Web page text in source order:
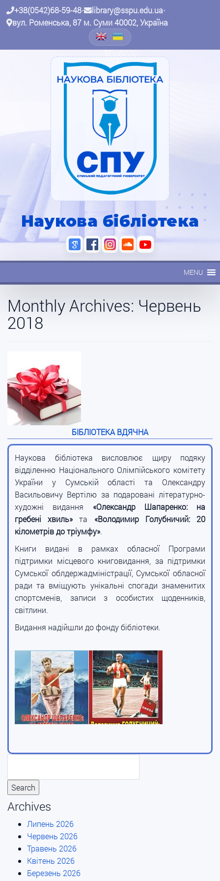
+38(0542)68-59-48• library@sspu.edu.ua•
вул. Роменська, 87 м. Суми 40002, Україна
Наукова бібліотека
MENU
Monthly Archives: Червень
2018
БІБЛІОТЕКА ВДЯЧНА
Наукова бібліотека висловлює щиру подяку
відділенню Національного Олімпійського комітету
України у Сумській області та Олександру
Васильовичу Вертілю за подаровані літературно-
художні видання «Олександр Шапаренко: на
гребені хвиль»та «Володимир Голубничий: 20
кілометрів до тріумфу».
Книги видані в рамках обласної Програми
підтримки місцевого книговидання, за підтримки
Сумської облдержадміністрації, Сумської обласної
ради та вміщують унікальні спогади знаменитих
спортсменів, записи з особистих щоденників,
світлини.
Видання надійшли до фонду бібліотеки.
Archives
Липень 2026
Червень 2026
Травень 2026
Квітень 2026
Березень 2026